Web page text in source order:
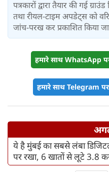
पत्रकारों द्वारा तैयार की गई
तथा रीयल-टाइम अपडेट्स को
जांच-परख कर प्रकाशित किया
हमारे साथ WhatsApp
हमारे साथ Telegram
ये है मुंबई का सबसे लंबा
पर रखा, 6 खातों से लूटे 3.8